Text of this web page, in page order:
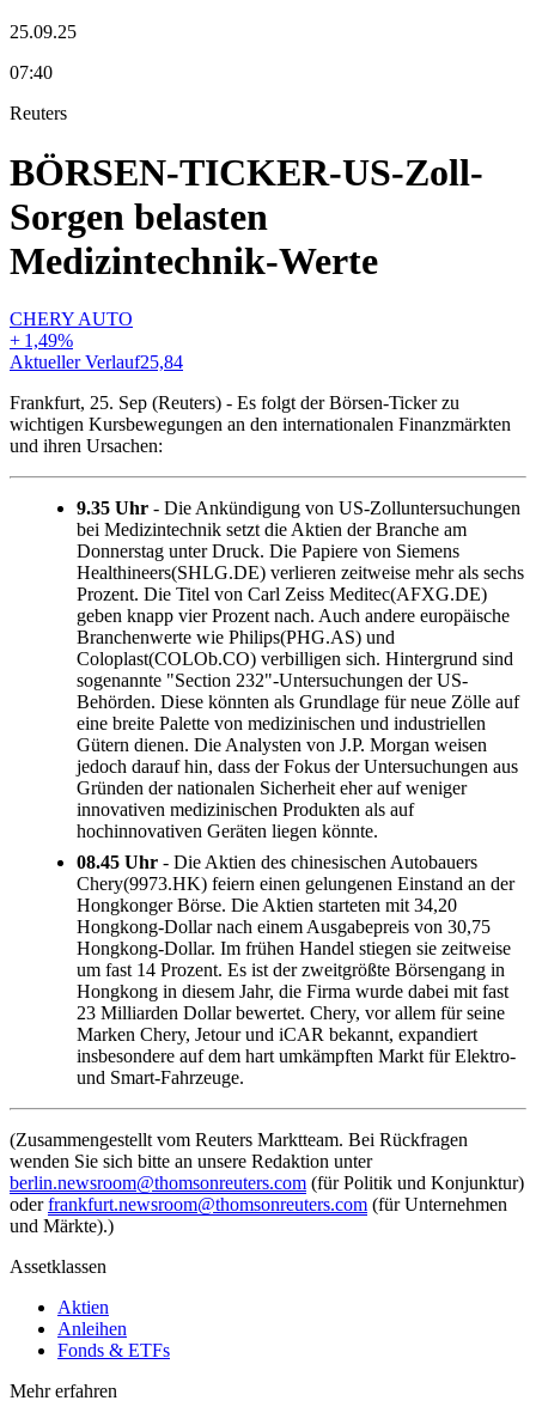
25.09.25
07:40
Reuters
BÖRSEN-TICKER-US-Zoll-
Sorgen belasten
Medizintechnik-Werte
CHERY AUTO
+ 1,49%
Aktueller Verlauf25,84
Frankfurt, 25. Sep (Reuters) - Es folgt der Börsen-Ticker zu
wichtigen Kursbewegungen an den internationalen Finanzmärkten
und ihren Ursachen:
9.35 Uhr - Die Ankündigung von US-Zolluntersuchungen
bei Medizintechnik setzt die Aktien der Branche am
Donnerstag unter Druck. Die Papiere von Siemens
Healthineers(SHLG.DE) verlieren zeitweise mehr als sechs
Prozent. Die Titel von Carl Zeiss Meditec(AFXG.DE)
geben knapp vier Prozent nach. Auch andere europäische
Branchenwerte wie Philips(PHG.AS) und
Coloplast(COLOb.CO) verbilligen sich. Hintergrund sind
sogenannte "Section 232"-Untersuchungen der US-
Behörden. Diese könnten als Grundlage für neue Zölle auf
eine breite Palette von medizinischen und industriellen
Gütern dienen. Die Analysten von J.P. Morgan weisen
jedoch darauf hin, dass der Fokus der Untersuchungen aus
Gründen der nationalen Sicherheit eher auf weniger
innovativen medizinischen Produkten als auf
hochinnovativen Geräten liegen könnte.
08.45 Uhr - Die Aktien des chinesischen Autobauers
Chery(9973.HK) feiern einen gelungenen Einstand an der
Hongkonger Börse. Die Aktien starteten mit 34,20
Hongkong-Dollar nach einem Ausgabepreis von 30,75
Hongkong-Dollar. Im frühen Handel stiegen sie zeitweise
um fast 14 Prozent. Es ist der zweitgrößte Börsengang in
Hongkong in diesem Jahr, die Firma wurde dabei mit fast
23 Milliarden Dollar bewertet. Chery, vor allem für seine
Marken Chery, Jetour und iCAR bekannt, expandiert
insbesondere auf dem hart umkämpften Markt für Elektro-
und Smart-Fahrzeuge.
(Zusammengestellt vom Reuters Marktteam. Bei Rückfragen
wenden Sie sich bitte an unsere Redaktion unter
berlin.newsroom@thomsonreuters.com (für Politik und Konjunktur)
oderfrankfurt.newsroom@thomsonreuters.com (für Unternehmen
und Märkte).)
Assetklassen
Aktien
Anleihen
Fonds & ETFs
Mehr erfahren